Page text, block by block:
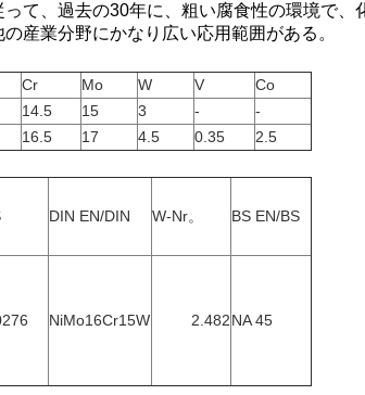
て、過去の30年に、粗い腐食性の環境で、
産業分野にかなり広い応用範囲がある。
Cr Mo W V
Co
14.5 15 3 -
-
16.5 17 4.5 0.35 2.5
DIN EN/DIN W-Nr。 BS EN/BS
NiMo16Cr15W 2.482NA 45